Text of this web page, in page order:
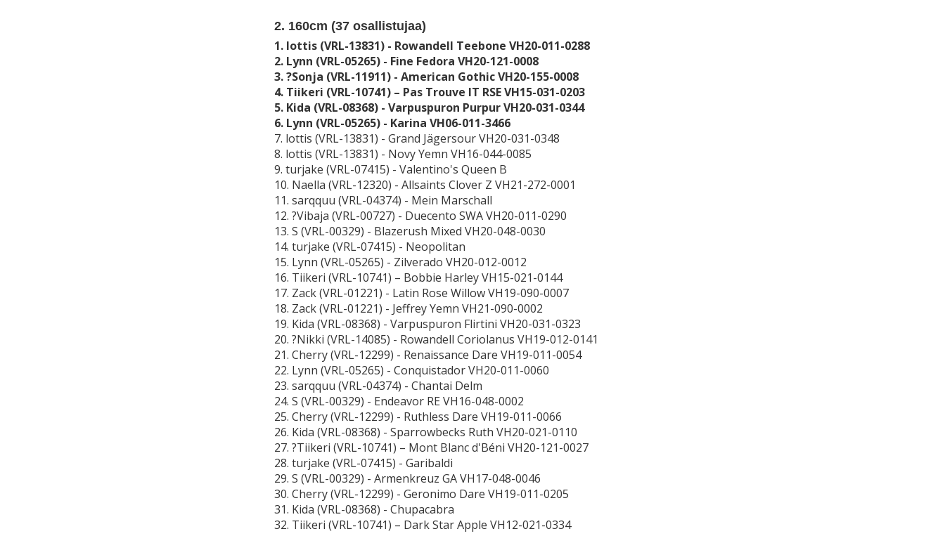
2. 160cm (37osallistujaa)
1. lottis (VRL-13831) - Rowandell Teebone VH20-011-0288
2. Lynn (VRL-05265) - Fine Fedora VH20-121-0008
3. ?Sonja (VRL-11911) - American Gothic VH20-155-0008
4. Tiikeri (VRL-10741) – Pas Trouve IT RSE VH15-031-0203
5. Kida (VRL-08368) - Varpuspuron Purpur VH20-031-0344
6. Lynn (VRL-05265) - Karina VH06-011-3466
7. lottis (VRL-13831) - Grand Jägersour VH20-031-0348
8. lottis (VRL-13831) - Novy Yemn VH16-044-0085
9. turjake (VRL-07415) - Valentino's Queen B
10. Naella (VRL-12320) - Allsaints Clover Z VH21-272-0001
11. sarqquu (VRL-04374) - Mein Marschall
12. ?Vibaja (VRL-00727) - Duecento SWA VH20-011-0290
13. S (VRL-00329) - Blazerush Mixed VH20-048-0030
14. turjake (VRL-07415) - Neopolitan
15. Lynn (VRL-05265) - Zilverado VH20-012-0012
16. Tiikeri (VRL-10741) – Bobbie Harley VH15-021-0144
17. Zack (VRL-01221) - Latin Rose Willow VH19-090-0007
18. Zack (VRL-01221) - Jeffrey Yemn VH21-090-0002
19. Kida (VRL-08368) - Varpuspuron Flirtini VH20-031-0323
20. ?Nikki (VRL-14085) - Rowandell Coriolanus VH19-012-0141
21. Cherry (VRL-12299) - Renaissance Dare VH19-011-0054
22. Lynn (VRL-05265) - Conquistador VH20-011-0060
23. sarqquu (VRL-04374) - Chantai Delm
24. S (VRL-00329) - Endeavor RE VH16-048-0002
25. Cherry (VRL-12299) - Ruthless Dare VH19-011-0066
26. Kida (VRL-08368) - Sparrowbecks Ruth VH20-021-0110
27. ?Tiikeri (VRL-10741) – Mont Blanc d'Béni VH20-121-0027
28. turjake (VRL-07415) - Garibaldi
29. S (VRL-00329) - Armenkreuz GA VH17-048-0046
30. Cherry (VRL-12299) - Geronimo Dare VH19-011-0205
31. Kida (VRL-08368) - Chupacabra
32. Tiikeri (VRL-10741) – Dark Star Apple VH12-021-0334